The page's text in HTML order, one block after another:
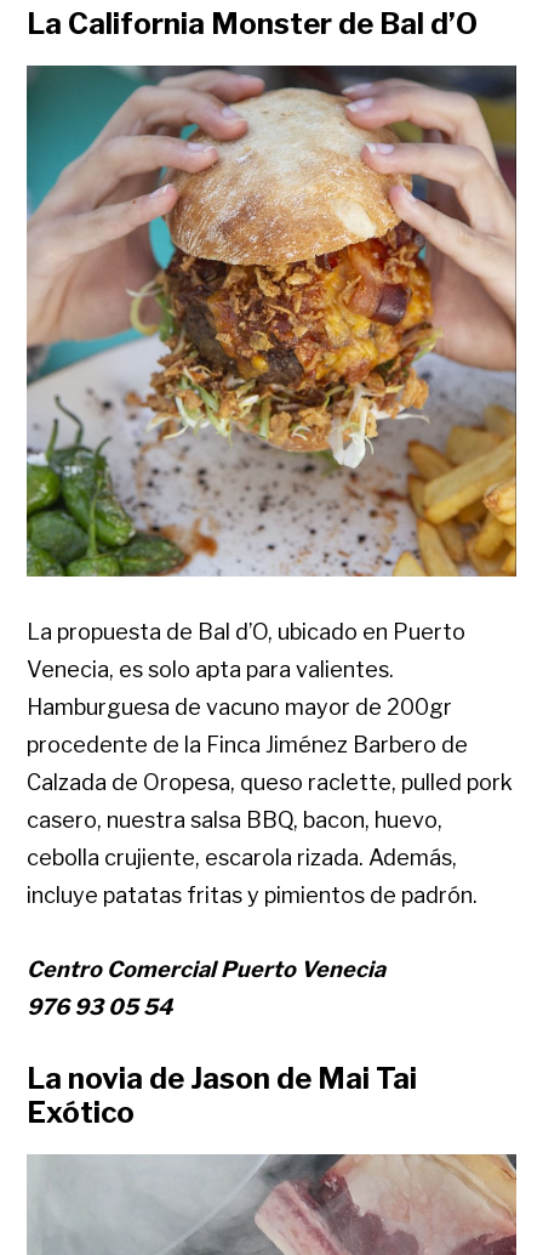
La California Monster de Bal d’O
La propuesta de Bal d’O, ubicado en Puerto
Venecia, es solo apta para valientes.
Hamburguesa de vacuno mayor de 200gr
procedente de la Finca Jiménez Barbero de
Calzada de Oropesa, queso raclette, pulled pork
casero, nuestra salsa BBQ, bacon, huevo,
cebolla crujiente, escarola rizada. Además,
incluye patatas fritas y pimientos de padrón.
Centro Comercial Puerto Venecia
976 93 05 54
La novia de Jason de Mai Tai
Exótico